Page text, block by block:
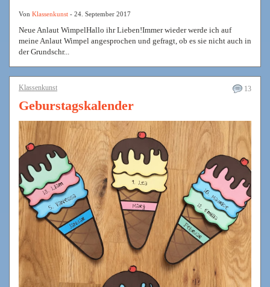
Von Klassenkunst - 24. September 2017
Neue Anlaut WimpelHallo ihr Lieben!Immer wieder werde ich auf
meine Anlaut Wimpel angesprochen und gefragt, ob es sie nicht auch in
der Grundschr...
13
Klassenkunst
Geburstagskalender